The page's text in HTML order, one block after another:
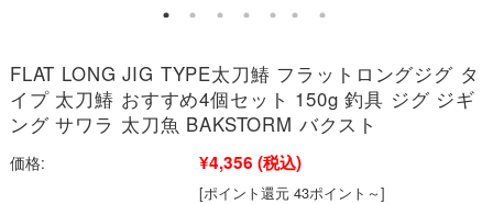
FLAT LONG JIG TYPE太刀鰆 フラットロングジグ タ
イプ 太刀鰆 おすすめ4個セット 150g 釣具 ジグ ジギ
ング サワラ 太刀魚 BAKSTORM バクスト
価格: ¥4,356 (税込)
[ポイント還元 43ポイント～]